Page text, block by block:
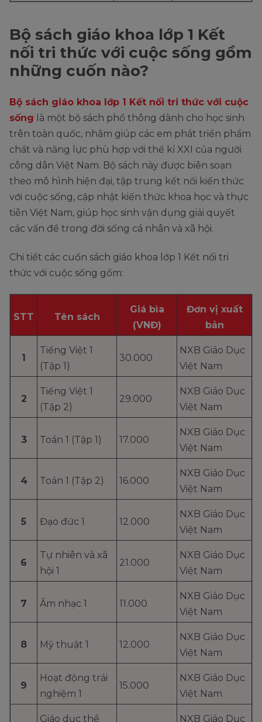
Bộ sách giáo khoa lớp 1 Kết
nối tri thức với cuộc sống gồm
những cuốn nào?
Bộ sách giáo khoa lớp 1 Kết nối tri thức với cuộc
sống là một bộ sách phổ thông dành cho học sinh
trên toàn quốc, nhằm giúp các em phát triển phẩm
chất và năng lực phù hợp với thế kỉ XXI của người
công dân Việt Nam. Bộ sách này được biên soạn
theo mô hình hiện đại, tập trung kết nối kiến thức
với cuộc sống, cập nhật kiến thức khoa học và thực
tiễn Việt Nam, giúp học sinh vận dụng giải quyết
các vấn đề trong đời sống cá nhân và xã hội.
Chi tiết các cuốn sách giáo khoa lớp 1 Kết nối tri
thức với cuộc sống gồm:
STT Tên sách
Giá bìa
(VNĐ)
Đơn vị xuất
bản
1
Tiếng Việt 1
(Tập 1)
30.000
NXB Giáo Dục
Việt Nam
2
Tiếng Việt 1
(Tập 2)
29.000
NXB Giáo Dục
Việt Nam
3 Toán 1 (Tập 1) 17.000
NXB Giáo Dục
Việt Nam
4 Toán 1 (Tập 2) 16.000
NXB Giáo Dục
Việt Nam
5 Đạo đức 1 12.000
NXB Giáo Dục
Việt Nam
6
Tự nhiên và xã
hội 1
21.000
NXB Giáo Dục
Việt Nam
7 Âm nhạc 1 11.000
NXB Giáo Dục
Việt Nam
8 Mỹ thuật 1 12.000
NXB Giáo Dục
Việt Nam
9
Hoạt động trải
nghiệm 1
15.000
NXB Giáo Dục
Việt Nam
Giáo dục thể NXB Giáo Dục